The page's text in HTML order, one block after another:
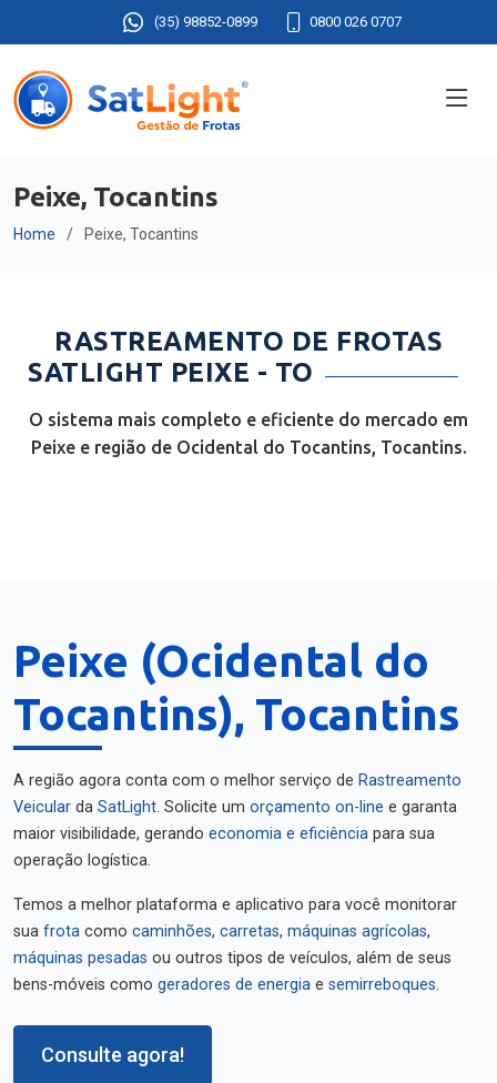
(35) 98852-0899 0800 026 0707
Peixe, Tocantins
Home Peixe, Tocantins
RASTREAMENTO DE FROTAS
SATLIGHT PEIXE - TO
O sistema mais completo e eficiente do mercado em
Peixe e região de Ocidental do Tocantins, Tocantins.
Peixe (Ocidental do
Tocantins), Tocantins
A região agora conta com o melhor serviço de Rastreamento
Veicular da SatLight. Solicite um orçamento on-line e garanta
maior visibilidade, gerando economia e eficiência para sua
operação logística.
Temos a melhor plataforma e aplicativo para você monitorar
sua frota como caminhões, carretas, máquinas agrícolas,
máquinas pesadas ou outros tipos de veículos, além de seus
bens-móveis como geradores de energia e semirreboques.
Consulte agora!